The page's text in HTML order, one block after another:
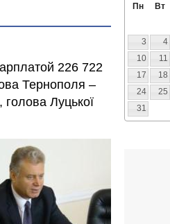
226 722
Тернополя –
Луцької
Пн Вт
3
4
10
11
17
18
24
25
31